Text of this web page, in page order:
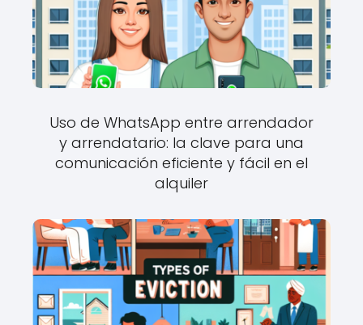
Uso de WhatsApp entre arrendador
y arrendatario: la clave para una
comunicación eficiente y fácil en el
alquiler